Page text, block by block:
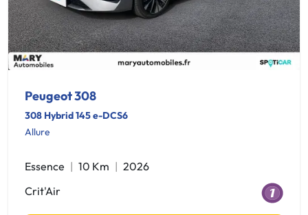
Peugeot 308
308 Hybrid 145 e-DCS6
Allure
Essence 10 Km
2026
Crit'Air